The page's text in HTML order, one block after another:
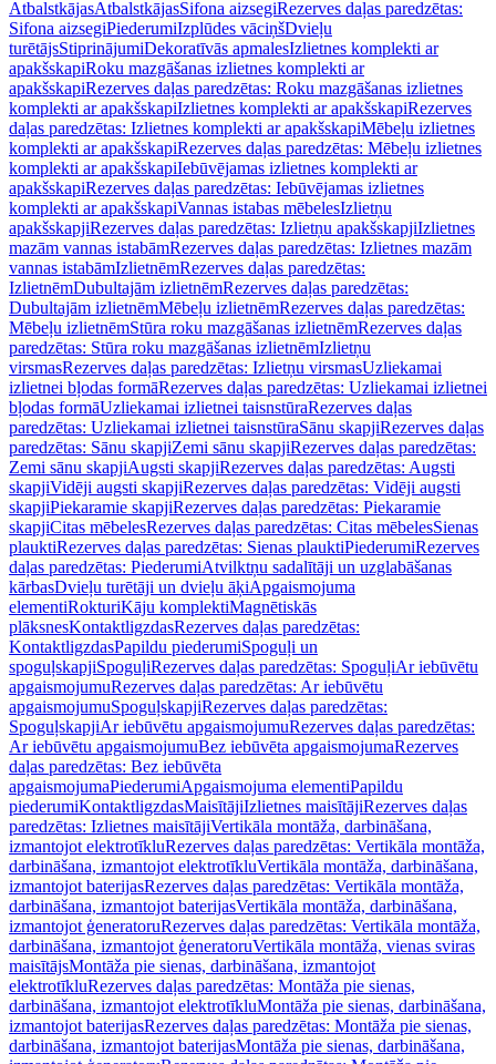
AtbalstkājasAtbalstkājasSifona aizsegiRezerves daļas paredzētas:
Sifona aizsegiPiederumiIzplūdes vāciņšDvieļu
turētājsStiprinājumiDekoratīvās apmalesIzlietnes komplekti ar
apakšskapiRoku mazgāšanas izlietnes komplekti ar
apakšskapiRezerves daļas paredzētas: Roku mazgāšanas izlietnes
komplekti ar apakšskapiIzlietnes komplekti ar apakšskapiRezerves
daļas paredzētas: Izlietnes komplekti ar apakšskapiMēbeļu izlietnes
komplekti ar apakšskapiRezerves daļas paredzētas: Mēbeļu izlietnes
komplekti ar apakšskapiIebūvējamas izlietnes komplekti ar
apakšskapiRezerves daļas paredzētas: Iebūvējamas izlietnes
komplekti ar apakšskapiVannas istabas mēbelesIzlietņu
apakšskapjiRezerves daļas paredzētas: Izlietņu apakšskapjiIzlietnes
mazām vannas istabāmRezerves daļas paredzētas: Izlietnes mazām
vannas istabāmIzlietnēmRezerves daļas paredzētas:
IzlietnēmDubultajām izlietnēmRezerves daļas paredzētas:
Dubultajām izlietnēmMēbeļu izlietnēmRezerves daļas paredzētas:
Mēbeļu izlietnēmStūra roku mazgāšanas izlietnēmRezerves daļas
paredzētas: Stūra roku mazgāšanas izlietnēmIzlietņu
virsmasRezerves daļas paredzētas: Izlietņu virsmasUzliekamai
izlietnei bļodas formāRezerves daļas paredzētas: Uzliekamai izlietnei
bļodas formāUzliekamai izlietnei taisnstūraRezerves daļas
paredzētas: Uzliekamai izlietnei taisnstūraSānu skapjiRezerves daļas
paredzētas: Sānu skapjiZemi sānu skapjiRezerves daļas paredzētas:
Zemi sānu skapjiAugsti skapjiRezerves daļas paredzētas: Augsti
skapjiVidēji augsti skapjiRezerves daļas paredzētas: Vidēji augsti
skapjiPiekaramie skapjiRezerves daļas paredzētas: Piekaramie
skapjiCitas mēbelesRezerves daļas paredzētas: Citas mēbelesSienas
plauktiRezerves daļas paredzētas: Sienas plauktiPiederumiRezerves
daļas paredzētas: PiederumiAtvilktņu sadalītāji un uzglabāšanas
kārbasDvieļu turētāji un dvieļu āķiApgaismojuma
elementiRokturiKāju komplektiMagnētiskās
plāksnesKontaktligzdasRezerves daļas paredzētas:
KontaktligzdasPapildu piederumiSpoguļi un
spoguļskapjiSpoguļiRezerves daļas paredzētas: SpoguļiAr iebūvētu
apgaismojumuRezerves daļas paredzētas: Ar iebūvētu
apgaismojumuSpoguļskapjiRezerves daļas paredzētas:
SpoguļskapjiAr iebūvētu apgaismojumuRezerves daļas paredzētas:
Ar iebūvētu apgaismojumuBez iebūvēta apgaismojumaRezerves
daļas paredzētas: Bez iebūvēta
apgaismojumaPiederumiApgaismojuma elementiPapildu
piederumiKontaktligzdasMaisītājiIzlietnes maisītājiRezerves daļas
paredzētas: Izlietnes maisītājiVertikāla montāža, darbināšana,
izmantojot elektrotīkluRezerves daļas paredzētas: Vertikāla montāža,
darbināšana, izmantojot elektrotīkluVertikāla montāža, darbināšana,
izmantojot baterijasRezerves daļas paredzētas: Vertikāla montāža,
darbināšana, izmantojot baterijasVertikāla montāža, darbināšana,
izmantojot ģeneratoruRezerves daļas paredzētas: Vertikāla montāža,
darbināšana, izmantojot ģeneratoruVertikāla montāža, vienas sviras
maisītājsMontāža pie sienas, darbināšana, izmantojot
elektrotīkluRezerves daļas paredzētas: Montāža pie sienas,
darbināšana, izmantojot elektrotīkluMontāža pie sienas, darbināšana,
izmantojot baterijasRezerves daļas paredzētas: Montāža pie sienas,
darbināšana, izmantojot baterijasMontāža pie sienas, darbināšana,